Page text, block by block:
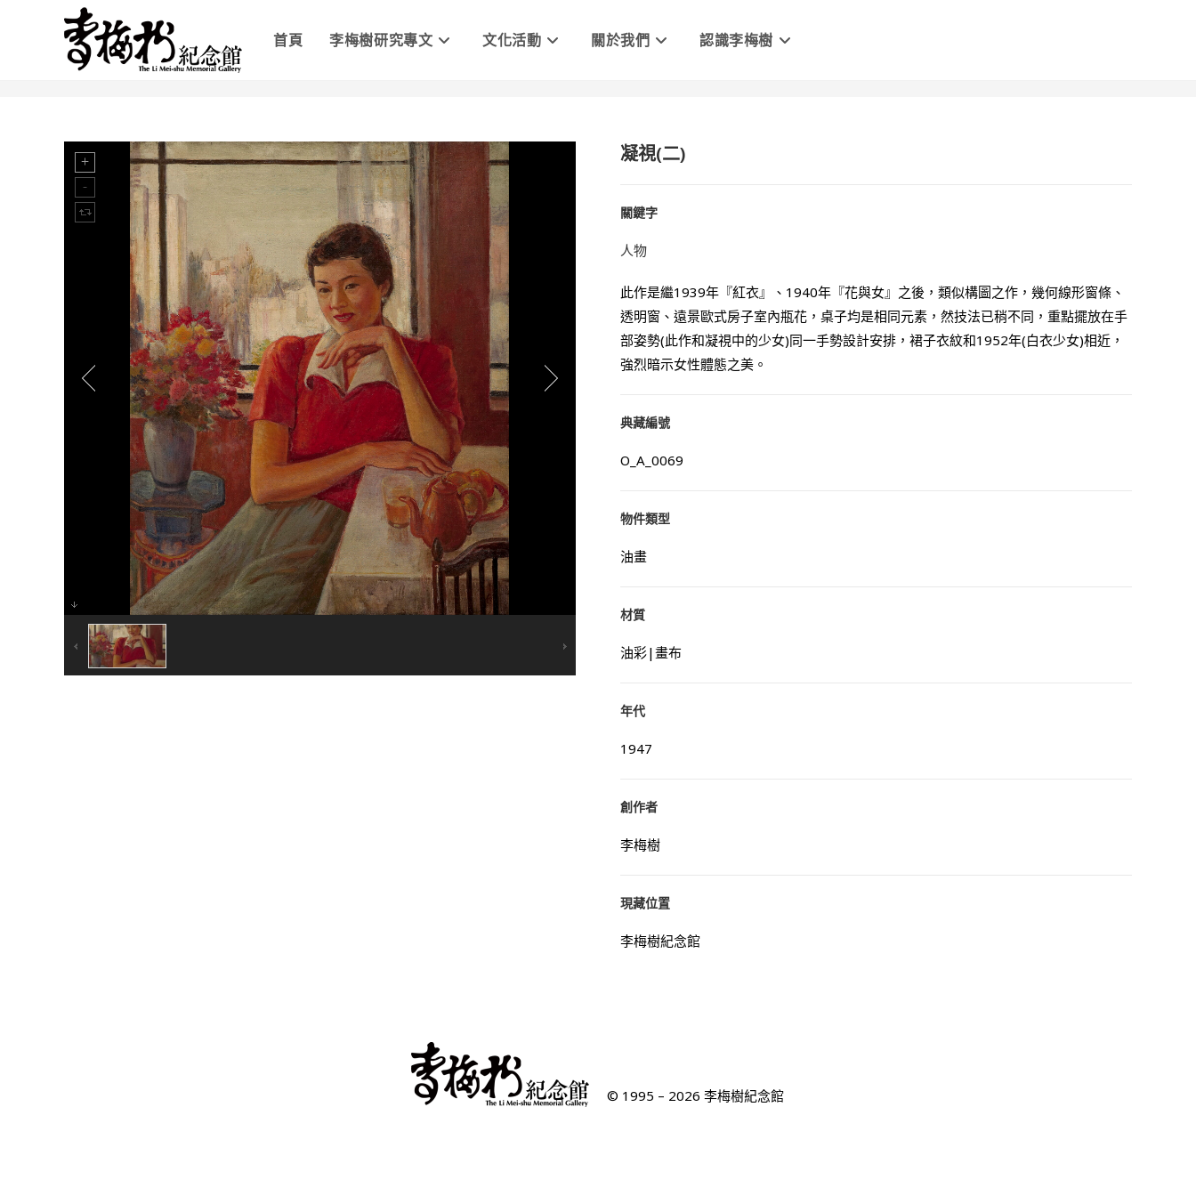
首頁 李梅樹研究專文 文化活動 關於我們 認識李梅樹
>
凝視(二)
關鍵字
人物
此作是繼1939年『紅衣』、1940年『花與女』之後，類似構圖之作，幾何線形窗條、
透明窗、遠景歐式房子室內瓶花，桌子均是相同元素，然技法已稍不同，重點擺放在手
部姿勢(此作和凝視中的少女)同一手勢設計安排，裙子衣紋和1952年(白衣少女)相近，
強烈暗示女性體態之美。
典藏編號
O_A_0069
物件類型
油畫
材質
油彩|畫布
年代
1947
創作者
李梅樹
現藏位置
李梅樹紀念館
© 1995 – 2026 李梅樹紀念館